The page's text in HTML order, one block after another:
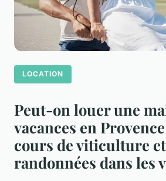
LOCATION
Peut-on louer une
vacances en
cours de viticulture
randonnées dans les